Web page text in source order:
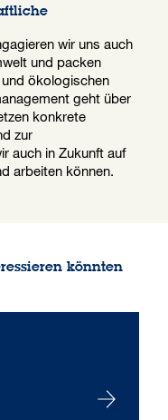
wir uns auch
und packen
ökologischen
geht über
konkrete
zur
auch in Zukunft auf
arbeiten können.
könnten